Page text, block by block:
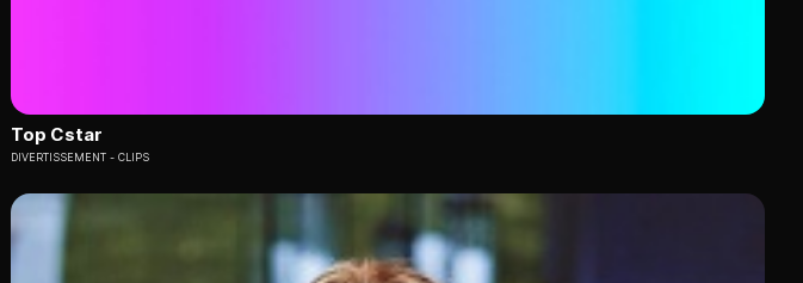
Top Cstar
DIVERTISSEMENT CLIPS